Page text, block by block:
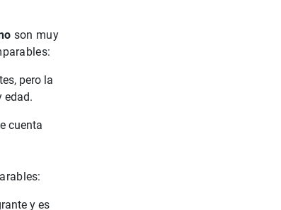
son muy
pero la
edad.
cuenta
y es